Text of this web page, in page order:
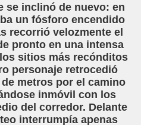
se inclinó de nuevo: en
un fósforo encendido
recorrió velozmente el
pronto en una intensa
sitios más recónditos
personaje retrocedió
metros por el camino
inmóvil con los
del corredor. Delante
interrumpía apenas